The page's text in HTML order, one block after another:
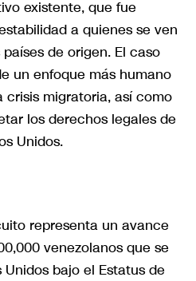
existente, que fue
a quienes se ven
de origen. El caso
un enfoque más humano
migratoria, así como
los derechos legales de
Unidos.
representa un avance
venezolanos que se
bajo el Estatus de